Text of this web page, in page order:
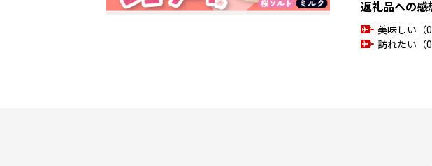
返礼品への感
美味しい（0
訪れたい（0